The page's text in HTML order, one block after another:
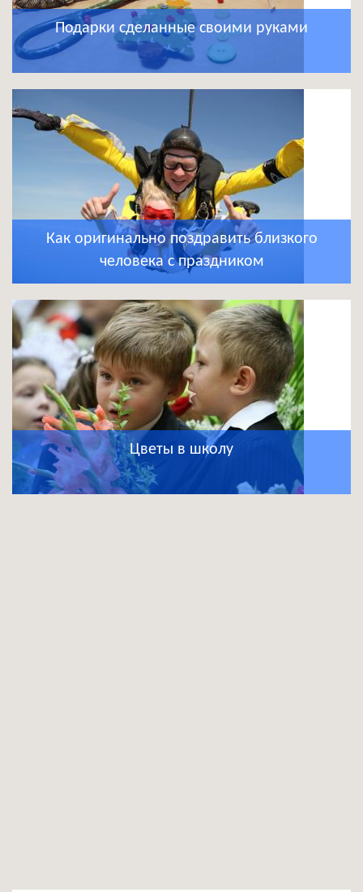
Подарки сделанные своими руками
Как оригинально поздравить близкого
человека с праздником
Цветы в школу